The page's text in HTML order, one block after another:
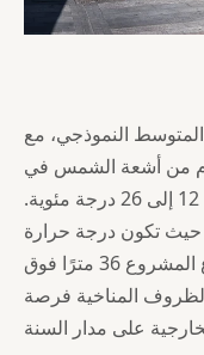
النموذجي، مع
حرارة معتدلة وأكثر من 300 يوم من أشعة الشمس في
السنة. يبلغ متوسط درجة الحرارة من 12 إلى 26 درجة مئوية.
5 أشهر تقريبًا، حيث تكون درجة حرارة
الماء 20 درجة مئوية أو أعلى. ارتفاع المشروع 36 مترًا فوق
المناخية فرصة